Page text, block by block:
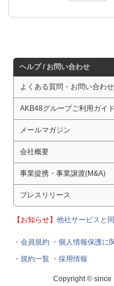
ヘルプ / お問い合わせ
よくある質問・お問い合わせ
AKB48グループご利用ガイド
メールマガジン
会社概要
事業提携・事業譲渡(M&A)
プレスリリース
【お知らせ】他社サービスと
・会員規約 ・個人情報保護に
・規約一覧 ・採用情報
Copyright © since